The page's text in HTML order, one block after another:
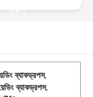
করুন
ব্যাকড্রপস,
ব্যাকড্রপস,